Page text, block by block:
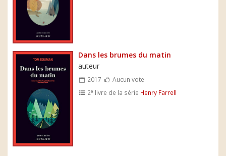
Dans les brumes du matin
auteur
2017
Aucun vote
2e livre de la série Henry Farrell